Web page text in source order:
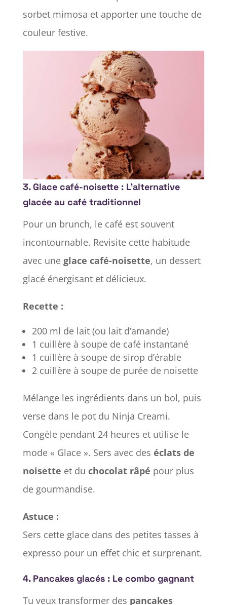
sorbet mimosa et apporter une touche de
couleur festive.
3. Glace café-noisette : L’alternative
glacée au café traditionnel
Pour un brunch, le café est souvent
incontournable. Revisite cette habitude
avec une glace café-noisette, un dessert
glacé énergisant et délicieux.
Recette :
200 ml de lait (ou lait d’amande)
1 cuillère à soupe de café instantané
1 cuillère à soupe de sirop d’érable
2 cuillère à soupe de purée de noisette
Mélange les ingrédients dans un bol, puis
verse dans le pot du Ninja Creami.
Congèle pendant 24 heures et utilise le
mode « Glace ». Sers avec des éclats de
noisette et du chocolat râpé pour plus
de gourmandise.
Astuce :
Sers cette glace dans des petites tasses à
expresso pour un effet chic et surprenant.
4. Pancakes glacés : Le combo gagnant
Tu veux transformer des pancakes